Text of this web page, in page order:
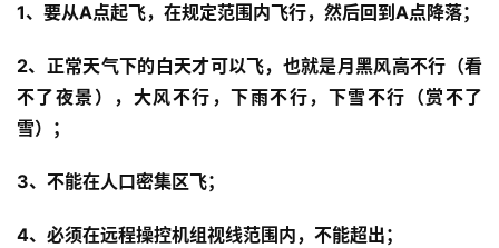
1、要从A点起飞，在规定范围内飞行，然后回到A点降落；
2、正常天气下的白天才可以飞，也就是月黑风高不行（看
不了夜景），大风不行，下雨不行，下雪不行（赏不了
雪）；
3、不能在人口密集区飞；
4、必须在远程操控机组视线范围内，不能超出；